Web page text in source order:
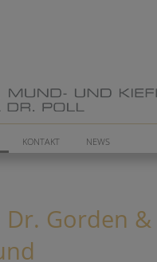
KONTAKT NEWS
Gorden &